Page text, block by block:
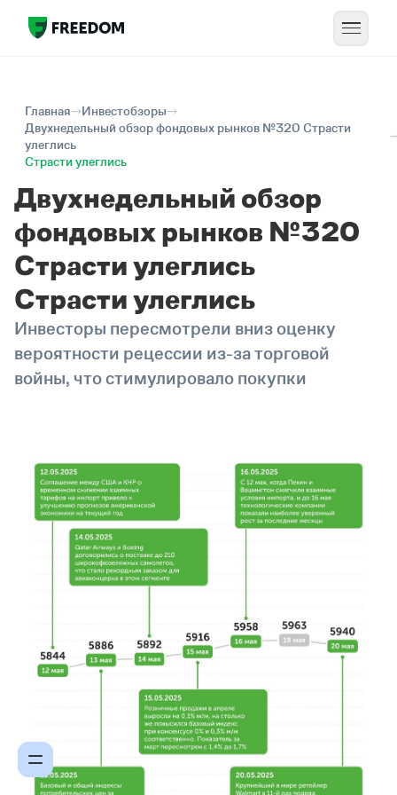
Главная
Инвестобзоры
Двухнедельный обзор фондовых рынков №320 Страсти
улеглись
Страсти улеглись
Двухнедельный обзор
фондовых рынков №320
Страсти улеглись
Страсти улеглись
Инвесторы пересмотрели вниз оценку
вероятности рецессии из-за торговой
войны, что стимулировало покупки